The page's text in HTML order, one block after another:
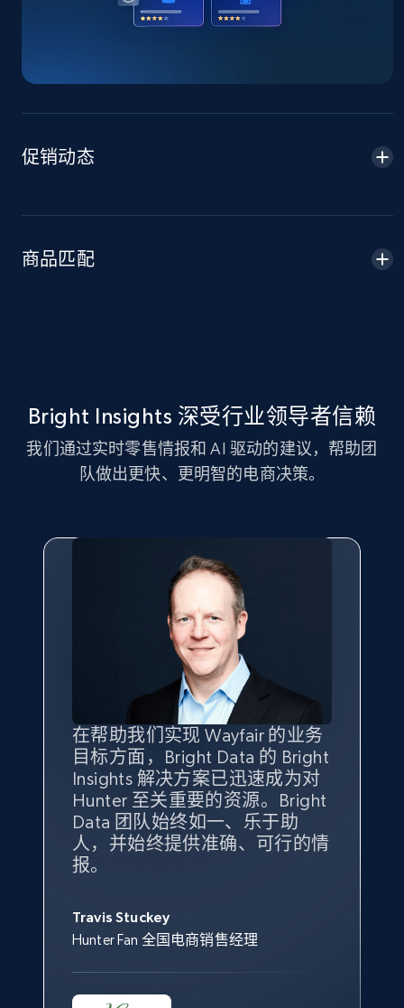
price, Final price, Discount percent, and more.
Amazon sellers info
2.5K+ 359+ 立即开始
eBay - Gather data on products using
URL, Product id, Title, Seller name, Seller rating,
Seller reviews, Breadcrumbs, Root category, and
359+
eBay - Collect products from shops on eBay
URL, Product id, Title, Seller name, Seller rating,
Seller reviews, Breadcrumbs, Root category, and
more.
eBay - Collect records by category
URL, Product id, Title, Seller name, Seller rating,
促销动态
商品匹配
Bright Insights 深受行业领导者信赖
我们通过实时零售情报和 AI 驱动的建议，帮助团
队做出更快、更明智的电商决策。
在帮助我们实现 Wayfair 的业务
目标方面，Bright Data 的 Bright
Insights 解决方案已迅速成为对
Hunter 至关重要的资源。Bright
Data 团队始终如一、乐于助
人，并始终提供准确、可行的情
报。
Travis Stuckey
Hunter Fan 全国电商销售经理
Bright Insights 的数据极大地支
持了我们公司的目标。每个产品
类别的市场份额帮助我们以主要
竞争对手为基准，而供应商的销
售情况则从战术上帮助我们的营
销团队扩大产品种类。
Overstock 的客户战略与洞察总监
我们之所以选择 Bright
Insights，是因为它能够跟踪销
售情况，并绘制对我们业务至关
重要的竞争产品类别图。
Yael Fridman
Keter 的市场总监
借助 Bright Data 的解决方案，
我们获得了对市场领域、产品、
竞争格局以及消费者行为趋势的
独特且全面的洞察。
Beverly Taylor
Kingston Brass, Inc. 商品规划总监